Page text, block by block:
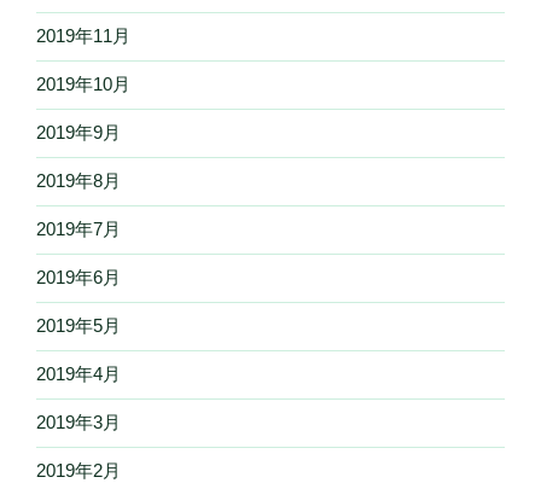
2019年11月
2019年10月
2019年9月
2019年8月
2019年7月
2019年6月
2019年5月
2019年4月
2019年3月
2019年2月